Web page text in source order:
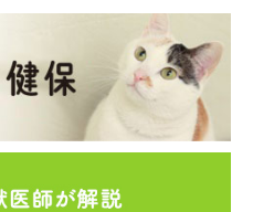
に気づくことです。食欲や元気
応が変わっていないかなど、日
つながります。生活環境を整え
ることで、飼い主さんも落ち着